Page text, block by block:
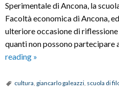
Sperimentale di Ancona, la
Facoltà economica di Ancona,
ulteriore occasione di
quanti non possono partecipare
reading A
di
»
cultura, giancarlo galeazzi, scuola di